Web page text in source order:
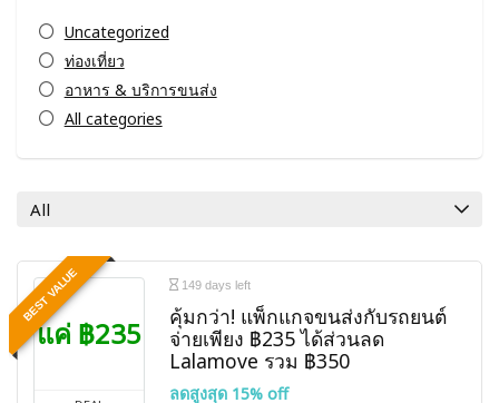
Uncategorized
ท่องเที่ยว
อาหาร & บริการขนส่ง
All categories
All
BEST VALUE
แค่ ฿235
149 days left
คุ้มกว่า! แพ็กแกจขนส่งกับรถยนต์
จ่ายเพียง ฿235 ได้ส่วนลด
Lalamove รวม ฿350
ลดสูงสุด 15% off